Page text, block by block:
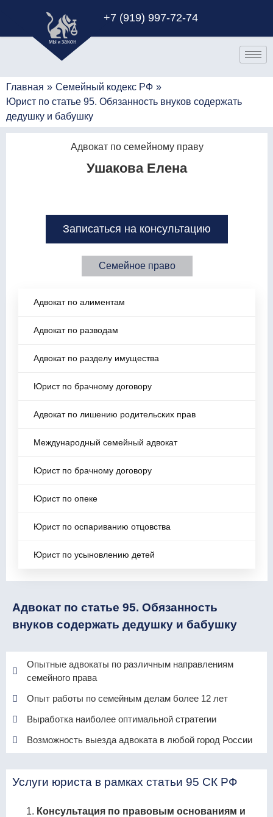
+7 (919) 997-72-74
Главная » Семейный кодекс РФ »
Юрист по статье 95. Обязанность внуков содержать
дедушку и бабушку
Адвокат по семейному праву
Ушакова Елена
Записаться на консультацию
Семейное право
Адвокат по алиментам
Адвокат по разводам
Адвокат по разделу имущества
Юрист по брачному договору
Адвокат по лишению родительских прав
Международный семейный адвокат
Юрист по брачному договору
Юрист по опеке
Юрист по оспариванию отцовства
Юрист по усыновлению детей
Адвокат по статье 95. Обязанность
внуков содержать дедушку и бабушку
Опытные адвокаты по различным направлениям
семейного права
Опыт работы по семейным делам более 12 лет
Выработка наиболее оптимальной стратегии
Возможность выезда адвоката в любой город России
Услуги юриста в рамках статьи 95 СК РФ
Консультация по правовым основаниям и